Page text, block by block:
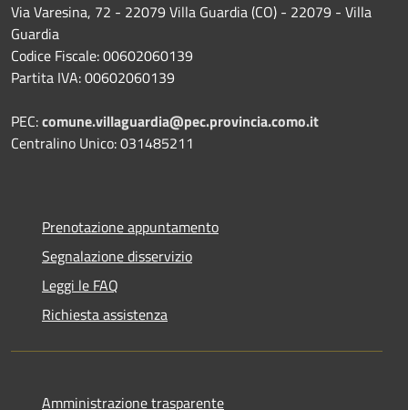
Via Varesina, 72 - 22079 Villa Guardia (CO) - 22079 - Villa
Guardia
Codice Fiscale: 00602060139
Partita IVA: 00602060139
PEC:comune.villaguardia@pec.provincia.como.it
Centralino Unico: 031485211
Prenotazione appuntamento
Segnalazione disservizio
Leggi le FAQ
Richiesta assistenza
Amministrazione trasparente